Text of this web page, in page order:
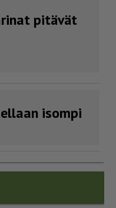
pitävät
isompi